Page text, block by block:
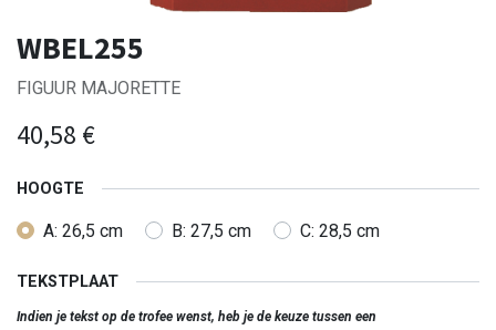
WBEL255
FIGUUR MAJORETTE
40,58 €
HOOGTE
A: 26,5 cm B: 27,5 cm C: 28,5 cm
TEKSTPLAAT
Indien je tekst op de trofee wenst, heb je de keuze tussen een